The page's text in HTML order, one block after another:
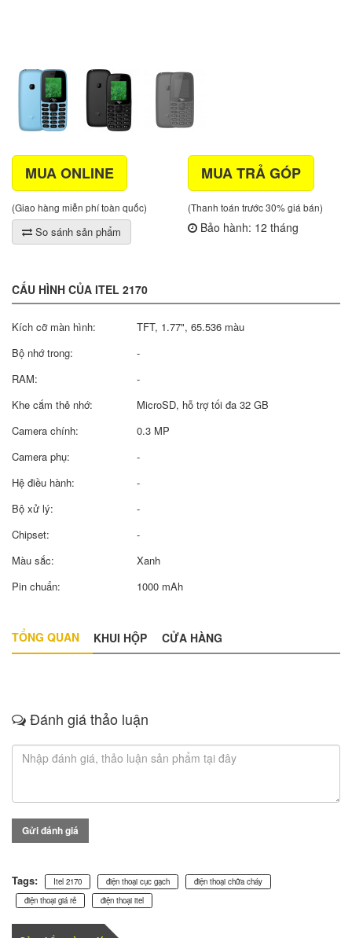
MUA ONLINE
(Giao hàng miễn phí toàn quốc)
So sánh sản phẩm
MUA TRẢ GÓP
(Thanh toán trước 30% giá bán)
Bảo hành: 12 tháng
CẤU HÌNH CỦA ITEL 2170
Kích cỡ màn hình:
TFT, 1.77", 65.536 màu
Bộ nhớ trong:
-
RAM:
-
Khe cắm thẻ nhớ:
MicroSD, hỗ trợ tối đa 32 GB
Camera chính:
0.3 MP
Camera phụ:
-
Hệ điều hành:
-
Bộ xử lý:
-
Chipset:
-
Màu sắc:
Xanh
Pin chuẩn:
1000 mAh
TỔNG QUAN KHUI HỘP CỬA HÀNG
Đánh giá thảo luận
Gửi đánh giá
Tags: Itel 2170 điện thoại cục gạch
điện thoại chữa cháy
điện thoại giá rẻ
điện thoại itel